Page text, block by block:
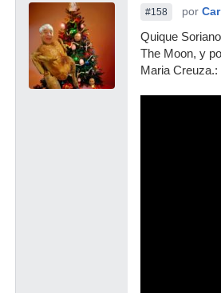
#158 por
Quique
The Moon, y
Maria Creuza.: